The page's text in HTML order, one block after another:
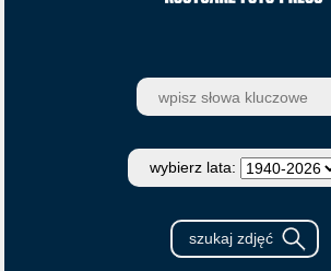
wybierz lata: